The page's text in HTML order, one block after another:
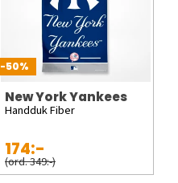
-50%
New York Yankees
Handduk Fiber
174:-
(ord. 349:-)